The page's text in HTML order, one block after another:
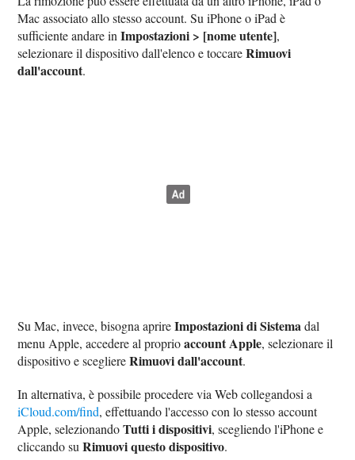
Mac associato allo stesso account. Su iPhone o iPad è
sufficiente andare inImpostazioni > [nome utente],
selezionare il dispositivo dall'elenco e toccareRimuovi
dall'account.
Su Mac, invece, bisogna aprireImpostazioni di Sistemadal
menu Apple, accedere al proprioaccount Apple, selezionare il
dispositivo e scegliereRimuovi dall'account.
In alternativa, è possibile procedere via Web collegandosi a
iCloud.com/find, effettuando l'accesso con lo stesso account
Apple, selezionandoTutti i dispositivi, scegliendo l'iPhone e
cliccando suRimuovi questo dispositivo.